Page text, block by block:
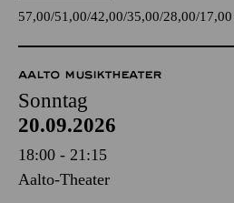
57,00 51,00 42,00 35,00 28,00 17,00
AALTO MUSIKTHEATER
Sonntag
20.09.2026
18:00 - 21:15
Aalto-Theater